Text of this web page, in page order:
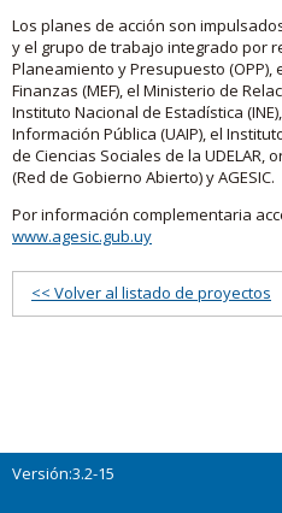
Los planes de acción son
y el grupo de trabajo integrado por
Planeamiento y Presupuesto (OPP),
Finanzas (MEF), el Ministerio de
Instituto Nacional de Estadística
Información Pública (UAIP), el
de Ciencias Sociales de la UDELAR,
(Red de Gobierno Abierto) y AGESIC.
Por información complementaria
www.agesic.gub.uy
<< Volver al listado de proyectos
Versión:3.2-15